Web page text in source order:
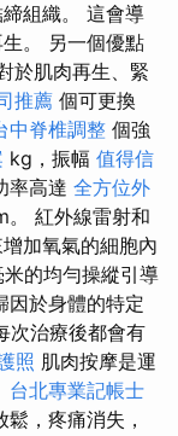
組織。 這會導
。 另一個優點
於肌肉再生、緊
推薦 個可更換
中脊椎調整 個強
kg，振幅 值得信
率高達 全方位外
。 紅外線雷射和
加氧氣的細胞內
的均勻操縱引導
因於身體的特定
次治療後都會有
照 肌肉按摩是運
台北專業記帳士
，疼痛消失，